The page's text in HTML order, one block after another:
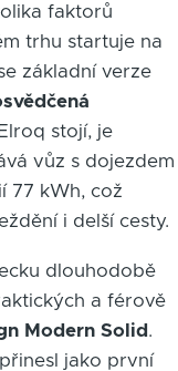
faktorů
trhu startuje na
základní verze
stojí, je
vůz s dojezdem
77 kWh, což
i delší cesty.
dlouhodobě
a férově
Modern Solid .
jako první